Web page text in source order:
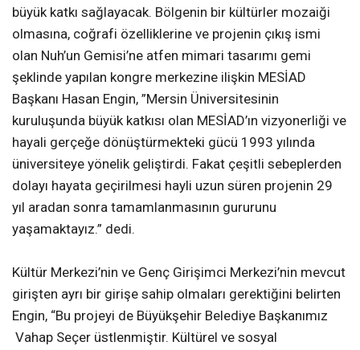
büyük katkı sağlayacak. Bölgenin bir kültürler mozaiği
olmasına, coğrafi özelliklerine ve projenin çıkış ismi
olan Nuh’un Gemisi’ne atfen mimari tasarımı gemi
şeklinde yapılan kongre merkezine ilişkin MESİAD
Başkanı Hasan Engin, ”Mersin Üniversitesinin
kuruluşunda büyük katkısı olan MESİAD’ın vizyonerliği ve
hayali gerçeğe dönüştürmekteki gücü 1993 yılında
üniversiteye yönelik geliştirdi. Fakat çeşitli sebeplerden
dolayı hayata geçirilmesi hayli uzun süren projenin 29
yıl aradan sonra tamamlanmasının gururunu
yaşamaktayız.” dedi.
Kültür Merkezi’nin ve Genç Girişimci Merkezi’nin mevcut
girişten ayrı bir girişe sahip olmaları gerektiğini belirten
Engin, “Bu projeyi de Büyükşehir Belediye Başkanımız
Vahap Seçer üstlenmiştir. Kültürel ve sosyal